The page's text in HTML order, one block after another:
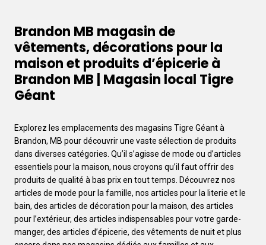
Brandon MB magasin de
vêtements, décorations pour la
maison et produits d’épicerie à
Brandon MB | Magasin local Tigre
Géant
Explorez les emplacements des magasins Tigre Géant à
Brandon, MB pour découvrir une vaste sélection de produits
dans diverses catégories. Qu’il s’agisse de mode ou d’articles
essentiels pour la maison, nous croyons qu’il faut offrir des
produits de qualité à bas prix en tout temps. Découvrez nos
articles de mode pour la famille, nos articles pour la literie et le
bain, des articles de décoration pour la maison, des articles
pour l’extérieur, des articles indispensables pour votre garde-
manger, des articles d’épicerie, des vêtements de nuit et plus